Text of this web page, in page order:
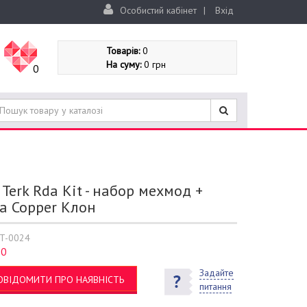
Особистий кабінет | Вхід
0
Товарів:0
На суму:0 грн
Terk Rda Kit - набор мехмод +
Copper Клон
0024
0
ПРО НАЯВНІСТЬ
Задайте
питання